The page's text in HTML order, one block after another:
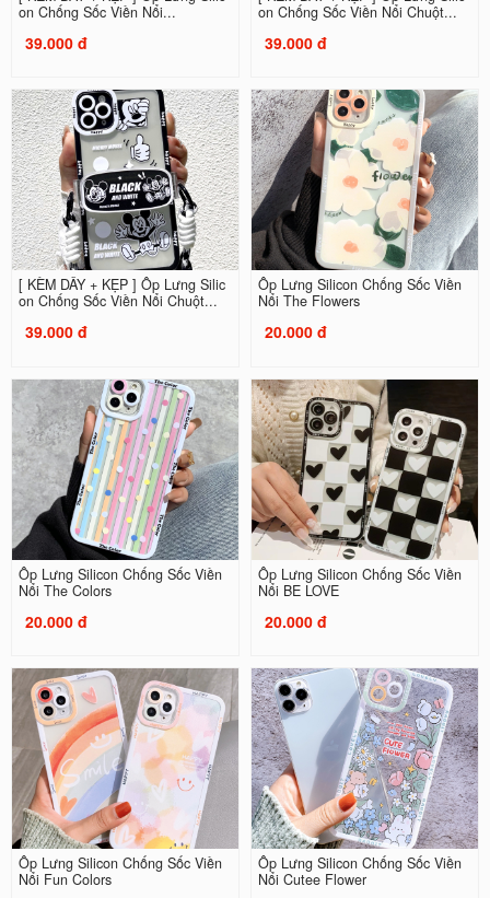
on Chống Sốc Viền Nổi...
39.000 đ
on Chống Sốc Viền Nổi Chuột...
39.000 đ
[ KÈM DÂY + KẸP ] Ốp Lưng Silic
on Chống Sốc Viền Nổi Chuột...
39.000 đ
Ốp Lưng Silicon Chống Sốc Viền
Nổi The Flowers
20.000 đ
Ốp Lưng Silicon Chống Sốc Viền
Nổi The Colors
20.000 đ
Ốp Lưng Silicon Chống Sốc Viền
Nổi BE LOVE
20.000 đ
Ốp Lưng Silicon Chống Sốc Viền
Nổi Fun Colors
Ốp Lưng Silicon Chống Sốc Viền
Nổi Cutee Flower